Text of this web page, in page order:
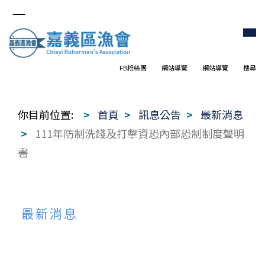
FB粉絲團 網站導覽 網站導覽 搜尋
你目前位置: 首頁 訊息公告
最新消息
111年防制洗錢及打擊資恐內部恐制制度聲明
書
最新消息